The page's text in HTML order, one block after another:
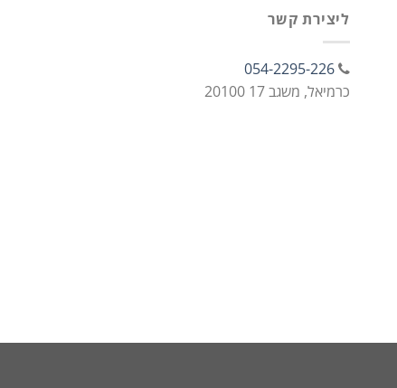
ליצירת קשר
054-2295-226
כרמיאל, משגב 17 20100